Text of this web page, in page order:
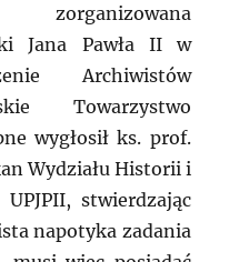
zorganizowana
Jana Pawła II w
Archiwistów
Towarzystwo
wygłosił ks. prof.
Wydziału Historii i
stwierdzając
napotyka zadania